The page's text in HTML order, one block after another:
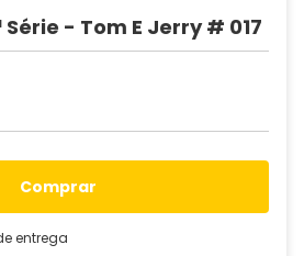
- Tom E Jerry # 017
comprar
entrega